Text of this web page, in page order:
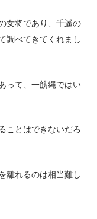
女将であり、千遥の
調べてきてくれまし
って、一筋縄ではい
ことはできないだろ
離れるのは相当難し